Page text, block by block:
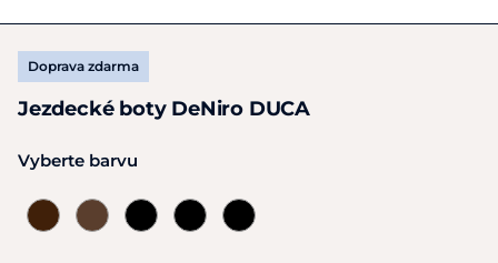
Doprava zdarma
Jezdecké boty DeNiro DUCA
Vyberte barvu